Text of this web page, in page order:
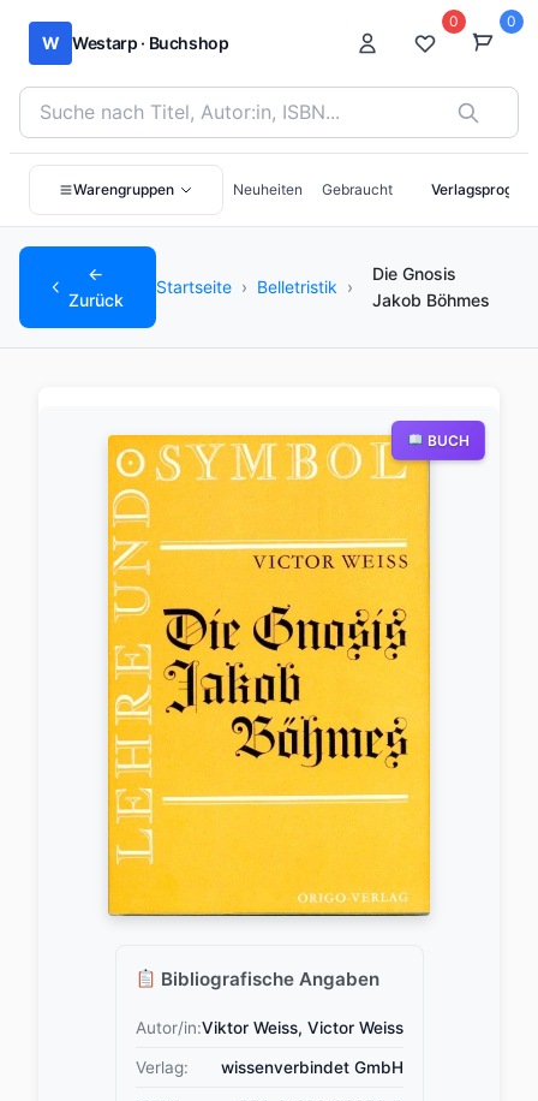
W Westarp · Buchshop
Bücher suchen nach Titel, Autor:in oder ISBN
0 0
Warengruppen Neuheiten Gebraucht
←
Zurück
Startseite › Belletristik ›
Die Gnosis
Jakob Böhmes
Bibliografische Angaben
Autor/in:Viktor Weiss, Victor Weiss
Verlag: wissenverbindet GmbH
BUCH